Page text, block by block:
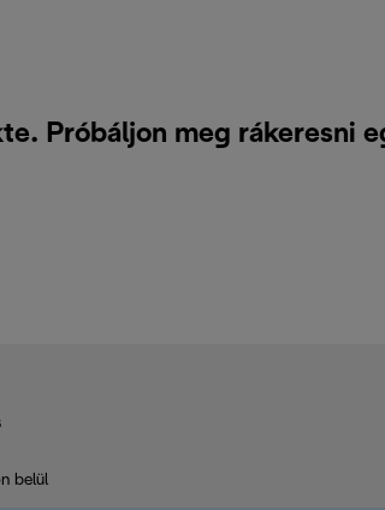
Próbáljon meg rákeresni
belül